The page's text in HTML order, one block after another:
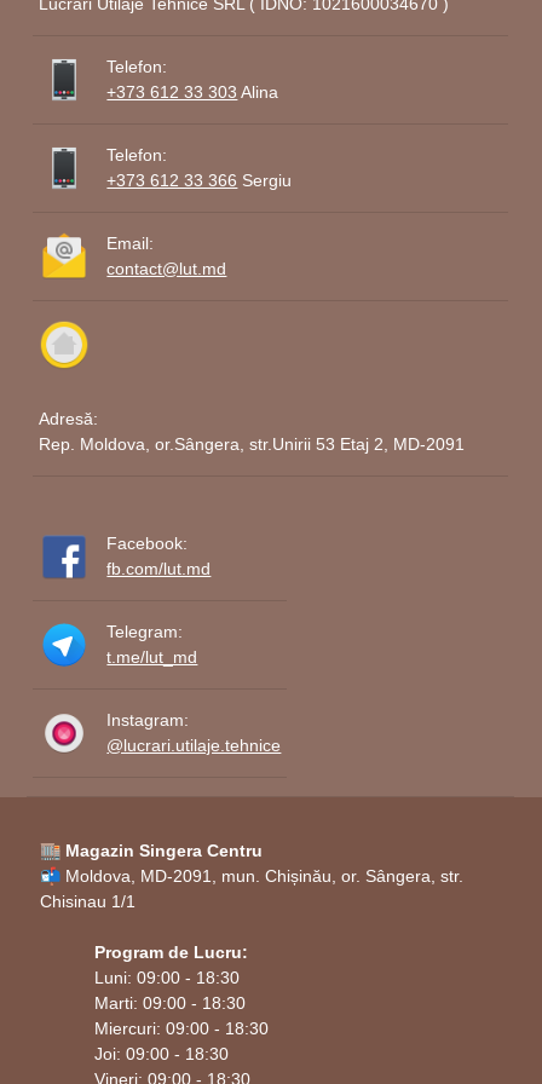
Lucrari Utilaje Tehnice SRL ( IDNO: 1021600034670 )
Telefon:
+373 612 33 303 Alina
Telefon:
+373 612 33 366 Sergiu
Email:
contact@lut.md
Adresă:
Rep. Moldova, or.Sângera, str.Unirii 53 Etaj 2, MD-2091
Facebook:
fb.com/lut.md
Telegram:
t.me/lut_md
Instagram:
@lucrari.utilaje.tehnice
🏬 Magazin Singera Centru
📬 Moldova, MD-2091, mun. Chișinău, or. Sângera, str.
Chisinau 1/1
Program de Lucru:
Luni: 09:00 - 18:30
Marti: 09:00 - 18:30
Miercuri: 09:00 - 18:30
Joi: 09:00 - 18:30
Vineri: 09:00 - 18:30